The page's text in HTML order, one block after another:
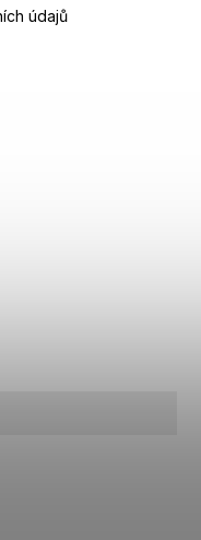
údajů